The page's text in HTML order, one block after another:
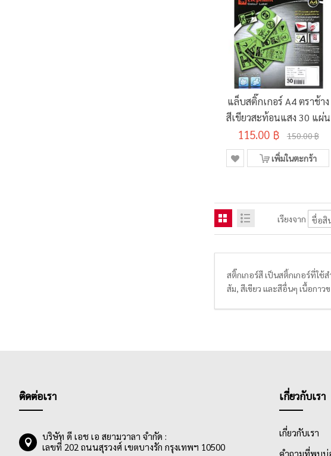
แล็บสติ๊กเกอร์ A4 ตราช้าง
สีเขียวสะท้อนแสง 30 แผ่น
115.00 ฿ 150.00 ฿
เพิ่มในตะกร้า
เรียงจาก
สติ๊กเกอร์สี เป็นสติ้กเกอร์ที่ใช้
ส้ม, สีเขียว และสีอื่นๆ เนื้อกา
ติดต่อเรา
บริษัท ดี เอช เอ สยามวาลา จำกัด :
เลขที่ 202 ถนนสุรวงศ์ เขตบางรัก กรุงเทพฯ 10500
เกี่ยวกับเรา
เกี่ยวกับเรา
คำถามที่พบบ่